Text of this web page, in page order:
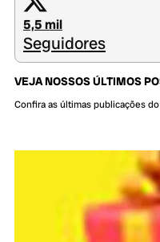
5,5 mil
Seguidores
VEJA NOSSOS ÚLTIMOS
Confira as últimas publicações